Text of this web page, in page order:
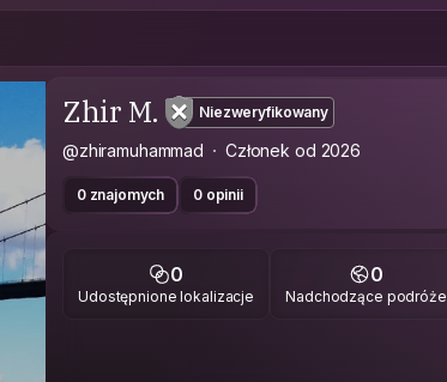
Zhir M. Niezweryfikowany
@zhiramuhammad Członek od 2026
0 znajomych 0 opinii
0
Udostępnione lokalizacje
0
Nadchodzące podróże